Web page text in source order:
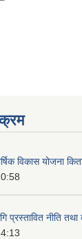
विकास योजना
नीति तथा